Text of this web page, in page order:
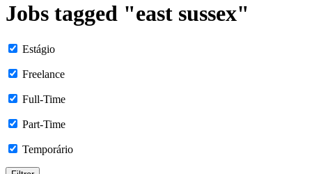
Jobs tagged "east sussex"
Estágio
Freelance
Full-Time
Part-Time
Temporário